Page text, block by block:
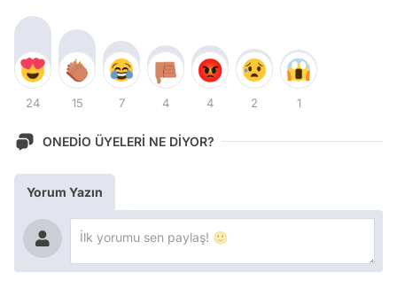
24 15 7 4 4 2 1
ONEDİO ÜYELERİ NE DİYOR?
Yorum Yazın